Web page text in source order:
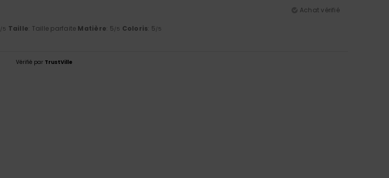
Achat vérifié
/5 Taille: Taille parfaite Matière: 5/5 Coloris: 5/5
Vérifié par TrustVille